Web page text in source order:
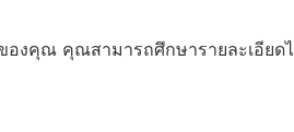
องคุณ คุณสามารถศึกษารายละเอียด